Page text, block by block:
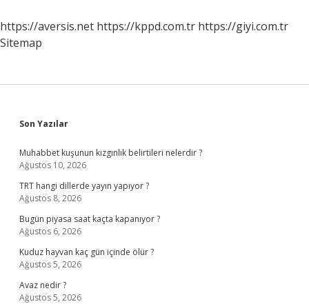
https://aversis.net https://kppd.com.tr https://giyi.com.tr
Sitemap
Sidebar
Son Yazılar
Muhabbet kuşunun kızgınlık belirtileri nelerdir ?
Ağustos 10, 2026
TRT hangi dillerde yayın yapıyor ?
Ağustos 8, 2026
Bugün piyasa saat kaçta kapanıyor ?
Ağustos 6, 2026
Kuduz hayvan kaç gün içinde ölür ?
Ağustos 5, 2026
Avaz nedir ?
Ağustos 5, 2026